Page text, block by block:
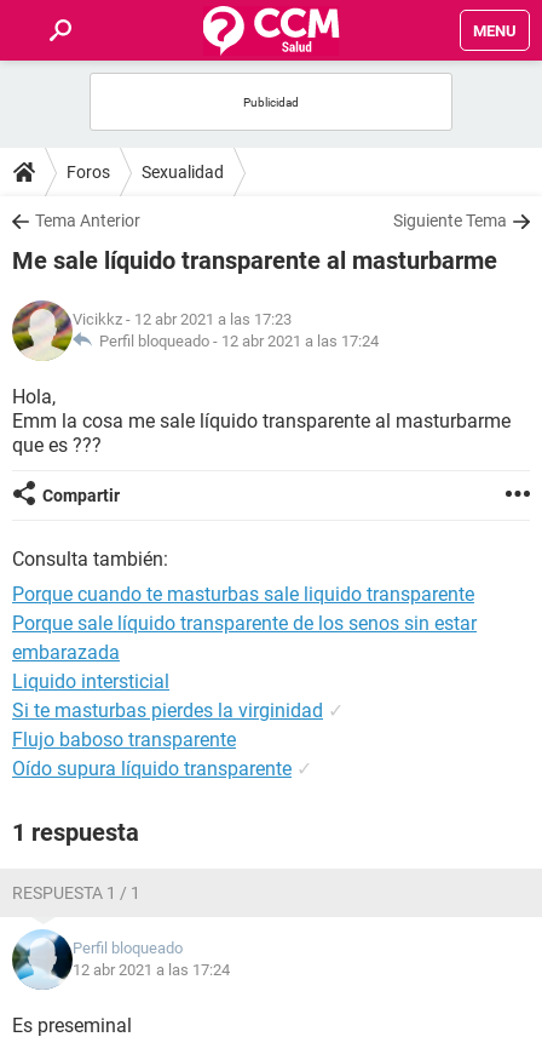
MENU
FOROS
SALUD
NUTRICIÓN
BIENESTAR
Foros Sexualidad
Tema Anterior Siguiente Tema
Me sale líquido transparente al masturbarme
Vicikkz - 12 abr 2021 a las 17:23
Perfil bloqueado - 12 abr 2021 a las 17:24
Hola,
Emm la cosa me sale líquido transparente al masturbarme
que es ???
Compartir
Consulta también:
Porque cuando te masturbas sale liquido transparente
Porque sale líquido transparente de los senos sin estar
embarazada
Liquido intersticial
Si te masturbas pierdes la virginidad ✓
Flujo baboso transparente
Oído supura líquido transparente ✓
1 respuesta
RESPUESTA 1 / 1
Perfil bloqueado
12 abr 2021 a las 17:24
Es preseminal